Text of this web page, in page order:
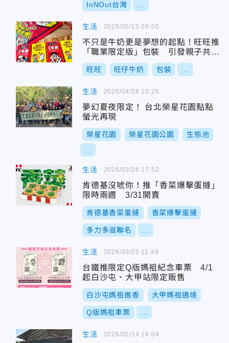
InNOut台灣
生活
不只是牛奶更是夢想的起點！旺旺推
「職業限定版」包裝 引發親子共學
熱潮
旺旺 旺仔牛奶 包裝
2026/05/15 09:00
生活
夢幻夏夜限定！ 台北榮星花園點點
螢光再現
榮星花園 榮星花園公園 生態池
2026/04/28 10:26
生活
肯德基沒唬你！推「香菜爆擊蛋撻」
限時兩週 3/31開賣
肯德基香菜蛋撻 香菜爆擊蛋撻
多力多滋聯名
2026/03/26 17:52
生活
台鐵推限定Q版媽祖紀念車票 4/1
起白沙屯、大甲站限定販售
白沙屯媽祖進香 大甲媽祖遶境
Q版媽祖車票
2026/03/25 11:49
生活 2026/02/14 16:04